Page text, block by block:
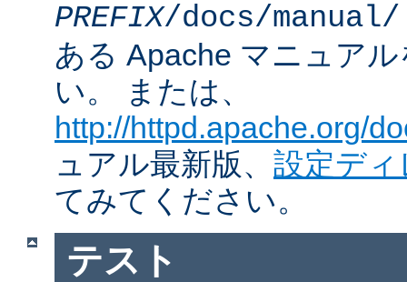
PREFIX/docs/manual/
ある Apache マニュア
い。 または、
http://httpd.apache.org/
ュアル最新版、 設定デ
てみてください。
テスト